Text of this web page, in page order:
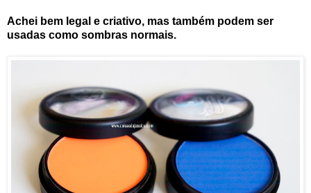
Achei bem legal e criativo, mas também podem ser
usadas como sombras normais.